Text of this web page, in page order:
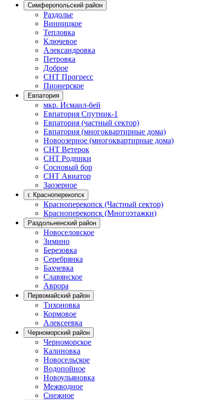
Симферопольский район
Раздолье
Винницкое
Тепловка
Ключевое
Александровка
Петровка
Доброе
СНТ Прогресс
Пионерское
Евпатория
мкр. Исмаил-бей
Евпатория Спутник-1
Евпатория (частный сектор)
Евпатория (многоквартирные дома)
Новоозерное (многоквартирные дома)
СНТ Ветерок
СНТ Родники
Сосновый бор
СНТ Авиатор
Заозерное
г. Красноперекопск
Красноперекопск (Частный сектор)
Красноперекопск (Многоэтажки)
Раздольненский район
Новоселовское
Зимино
Березовка
Серебрянка
Бахчевка
Славянское
Аврора
Первомайский район
Тихоновка
Кормовое
Алексеевка
Черноморский район
Черноморское
Калиновка
Новосельское
Водопойное
Новоульяновка
Межводное
Снежное